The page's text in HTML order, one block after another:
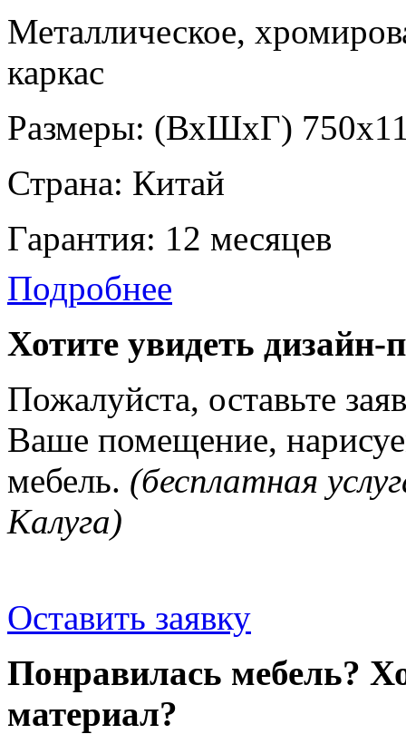
Металлическое,
каркас
Размеры: (ВхШхГ)
Страна: Китай
Гарантия: 12 месяцев
Подробнее
Хотите увидеть дизайн-
Пожалуйста, оставьте
Ваше помещение,
мебель. (бесплатная
Калуга)
Оставить заявку
Понравилась мебель?
материал?